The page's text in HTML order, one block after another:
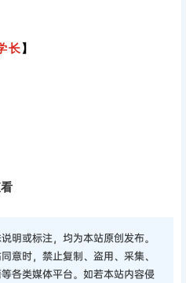
长】
明或标注，均为本站原创发布。
意时，禁止复制、盗用、采集、
各类媒体平台。如若本站内容侵